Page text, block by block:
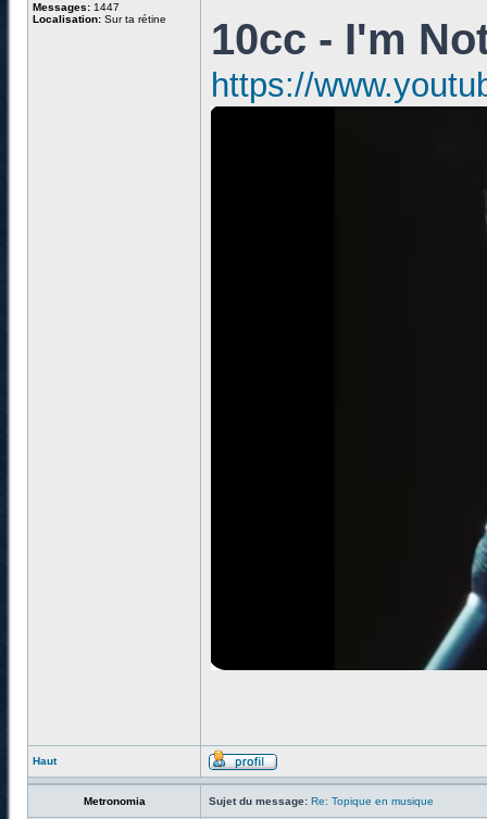
Messages: 1447
Localisation: Sur ta rétine 10cc - I'm
https://
Haut
Metronomia Sujet du message: Re: Topique en musique